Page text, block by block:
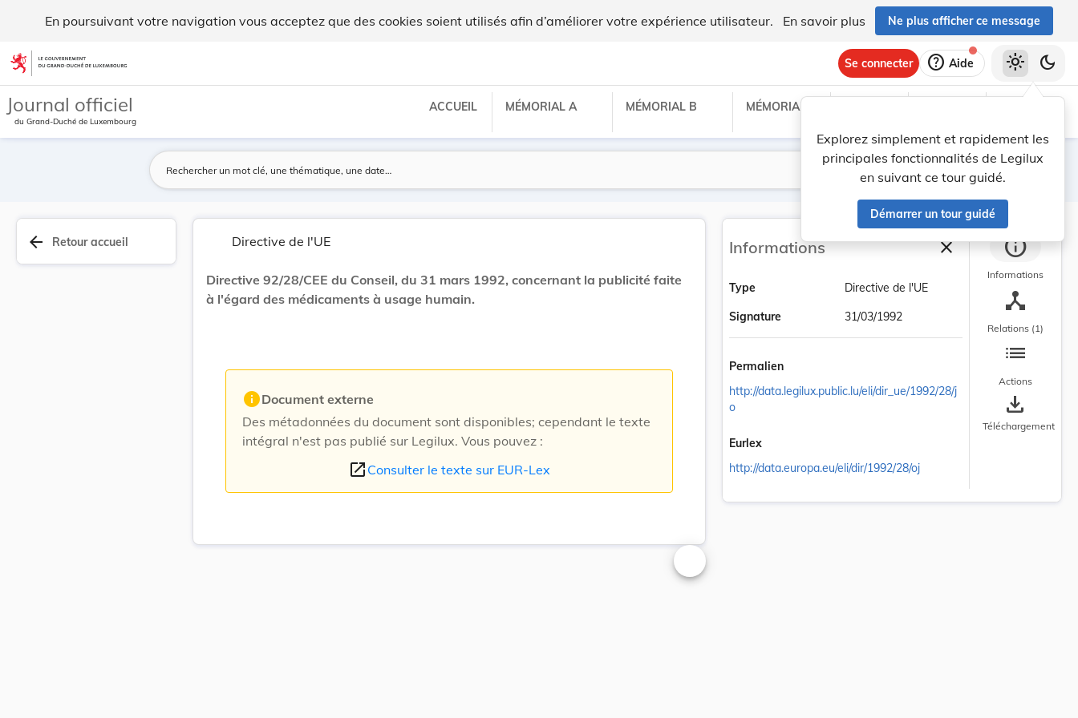
En poursuivant votre navigation vous acceptez que des cookies soient utilisés afin d’améliorer votre expérience utilisateur. En savoir plus Ne plus afficher ce message
Aller au contenu
Se connecter help Aide
Explorez simplement et rapidement les
principales fonctionnalités de Legilux
en suivant ce tour guidé.
Démarrer un tour guidé
light_mode dark_mode
Journal officiel
du Grand-Duché de Luxembourg
ACCUEIL MÉMORIAL A MÉMORIAL B MÉMORIAL C
Lancer la recherche
Filtres
arrow_back Retour accueil Directive de l'UE
Directive 92/28/CEE du Conseil, du 31 mars 1992, concernant la publicité faite
à l'égard des médicaments à usage humain.
infoDocument externe
Des métadonnées du document sont disponibles; cependant le texte
intégral n'est pas publié sur Legilux. Vous pouvez :
open_in_new Consulter le texte sur EUR-Lex
Changer la taille du texte
Informations closeFermer la barre
Type
Directive de l'UE
Signature
31/03/1992
Permalien
http://data.legilux.public.lu/eli/dir_ue/1992/28/j
o
Eurlex
http://data.europa.eu/eli/dir/1992/28/oj
info
Informations
device_hub
Relations (1)
list
Actions
save_alt
Téléchargement